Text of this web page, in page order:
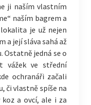
ji naším vlastním
naším bagrem a
je už nejen
a její sláva sahá až
Ostatně jedná se o
vážek ve střední
ochranáři začali
či vlastně spíše na
koz a ovcí, ale i za